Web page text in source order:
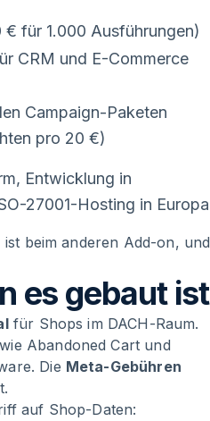
für 1.000 Ausführungen)
CRM und E-Commerce
Campaign-Paketen
pro 20 €)
Entwicklung in
27001-Hosting in Europa
beim anderen Add-on, und
es gebaut ist
für Shops im DACH-Raum.
Abandoned Cart und
Die Meta-Gebühren
auf Shop-Daten: